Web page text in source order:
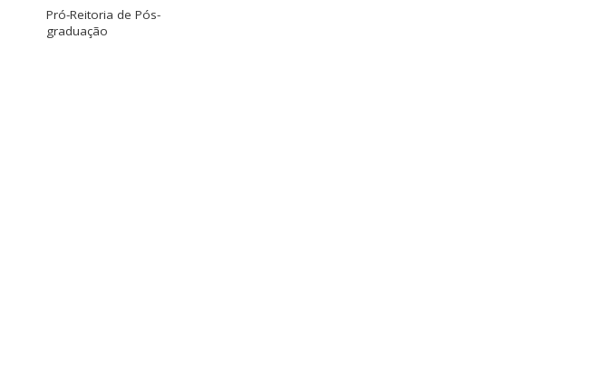
Pró-Reitoria de Pós-
graduação